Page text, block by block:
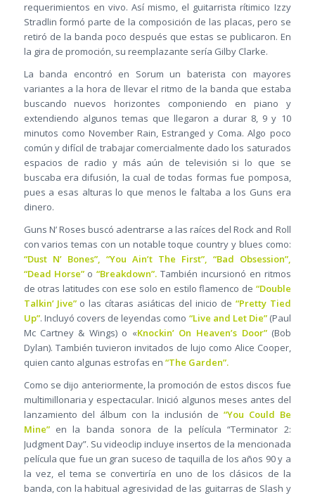
requerimientos en vivo. Así mismo, el guitarrista rítimico Izzy
Stradlin formó parte de la composición de las placas, pero se
retiró de la banda poco después que estas se publicaron. En
la gira de promoción, su reemplazante sería Gilby Clarke.
La banda encontró en Sorum un baterista con mayores
variantes a la hora de llevar el ritmo de la banda que estaba
buscando nuevos horizontes componiendo en piano y
extendiendo algunos temas que llegaron a durar 8, 9 y 10
minutos como November Rain, Estranged y Coma. Algo poco
común y difícil de trabajar comercialmente dado los saturados
espacios de radio y más aún de televisión si lo que se
buscaba era difusión, la cual de todas formas fue pomposa,
pues a esas alturas lo que menos le faltaba a los Guns era
dinero.
Guns N’ Roses buscó adentrarse a las raíces del Rock and Roll
con varios temas con un notable toque country y blues como:
“Dust N’ Bones”, “You Ain’t The First”, “Bad Obsession”,
“Dead Horse”o “Breakdown”.También incursionó en ritmos
de otras latitudes con ese solo en estilo flamenco de “Double
Talkin’ Jive”o las cítaras asiáticas del inicio de “Pretty Tied
Up”. Incluyó covers de leyendas como “Live and Let Die”(Paul
Mc Cartney & Wings) o «Knockin’ On Heaven’s Door”(Bob
Dylan). También tuvieron invitados de lujo como Alice Cooper,
quien canto algunas estrofas en “The Garden”.
Como se dijo anteriormente, la promoción de estos discos fue
multimillonaria y espectacular. Inició algunos meses antes del
lanzamiento del álbum con la inclusión de “You Could Be
Mine”en la banda sonora de la película “Terminator 2:
Judgment Day”. Su videoclip incluye insertos de la mencionada
película que fue un gran suceso de taquilla de los años 90 y a
la vez, el tema se convertiría en uno de los clásicos de la
banda, con la habitual agresividad de las guitarras de Slash y